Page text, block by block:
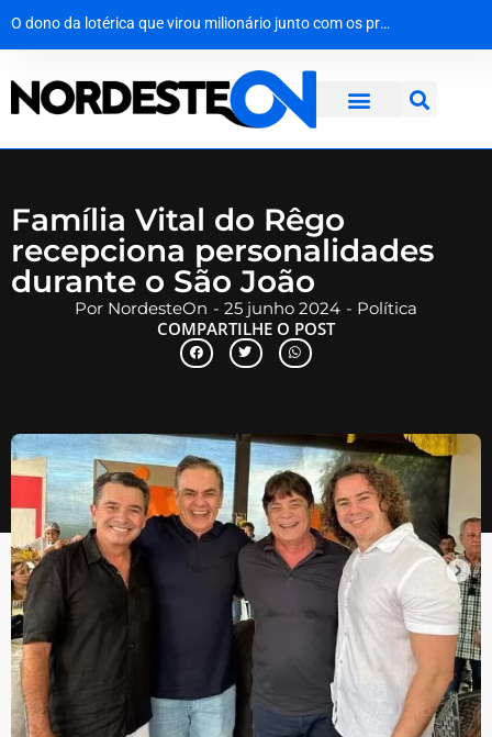
O dono da lotérica que virou milionário junto com os próprios clientes
Da areia ao lar: 8 mil garrafas de vidro viram casa de 70 m² em Pernambuco
O nerd de barba branca que preferia Homero ao poderMenos status, mais patrimônio: o economista que trocou o luxo por um Uno 94
Família Vital do Rêgo
recepciona personalidades
durante o São João
Por NordesteOn - 25 junho 2024 - Política
COMPARTILHE O POST